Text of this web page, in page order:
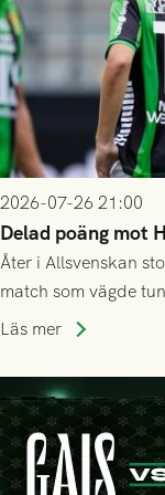
2026-07-26 21:00
Delad poäng mot
Åter i Allsvenskan
match som vägde
delades efter
Läs mer